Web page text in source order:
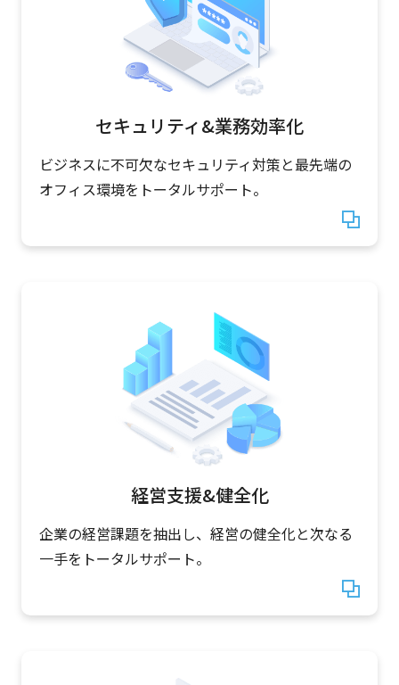
セキュリティ&業務効率化
ビジネスに不可欠なセキュリティ対策と最先端の
オフィス環境をトータルサポート。
経営支援&健全化
企業の経営課題を抽出し、経営の健全化と次なる
一手をトータルサポート。